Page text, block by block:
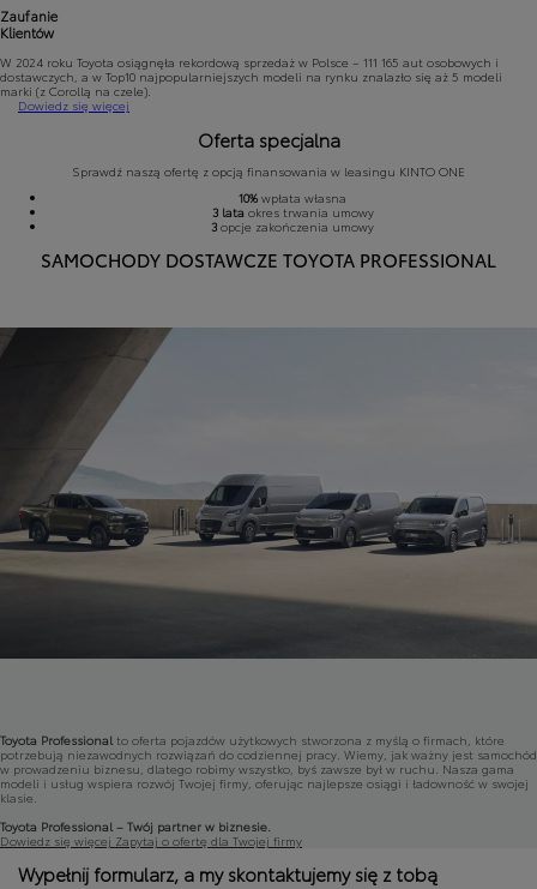
Zaufanie
Klientów
W 2024 roku Toyota osiągnęła rekordową sprzedaż w Polsce – 111 165 aut osobowych i
dostawczych, a w Top10 najpopularniejszych modeli na rynku znalazło się aż 5 modeli
marki (z Corollą na czele).
Dowiedz się więcej
Oferta specjalna
Sprawdź naszą ofertę z opcją finansowania w leasingu KINTO ONE
10% wpłata własna
3 lata okres trwania umowy
3 opcje zakończenia umowy
SAMOCHODY DOSTAWCZE TOYOTA PROFESSIONAL
Toyota Professional to oferta pojazdów użytkowych stworzona z myślą o firmach, które
potrzebują niezawodnych rozwiązań do codziennej pracy. Wiemy, jak ważny jest samochód
w prowadzeniu biznesu, dlatego robimy wszystko, byś zawsze był w ruchu. Nasza gama
modeli i usług wspiera rozwój Twojej firmy, oferując najlepsze osiągi i ładowność w swojej
klasie.
Toyota Professional – Twój partner w biznesie.
Dowiedz się więcej Zapytaj o ofertę dla Twojej firmy
Wypełnij formularz, a my skontaktujemy się z tobą